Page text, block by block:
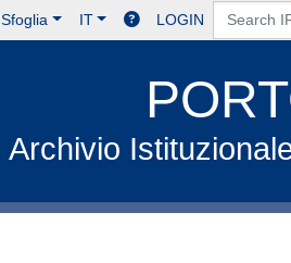
Sfoglia IT LOGIN
Archivio